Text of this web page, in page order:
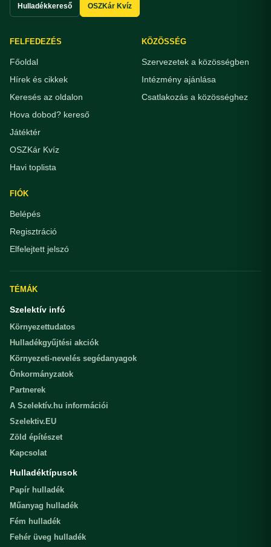
Hulladékkereső OSZKár Kvíz
FELFEDEZÉS
Főoldal
Hírek és cikkek
Keresés az oldalon
Hova dobod? kereső
Játéktér
OSZKár Kvíz
Havi toplista
KÖZÖSSÉG
Szervezetek a közösségben
Intézmény ajánlása
Csatlakozás a közösséghez
FIÓK
Belépés
Regisztráció
Elfelejtett jelszó
TÉMÁK
Szelektív infó
Környezettudatos
Hulladékgyűjtési akciók
Környezeti-nevelés segédanyagok
Önkormányzatok
Partnerek
A Szelektív.hu információi
Szelektiv.EU
Zöld építészet
Kapcsolat
Hulladéktípusok
Papír hulladék
Műanyag hulladék
Fém hulladék
Fehér üveg hulladék